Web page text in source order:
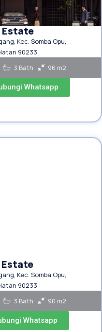
Estate
Kec. Somba Opu,
90233
3 Bath 96 m2
Whatsapp
Estate
Kec. Somba Opu,
90233
3 Bath 90 m2
Whatsapp